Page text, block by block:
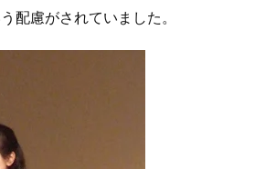
配慮がされていました。